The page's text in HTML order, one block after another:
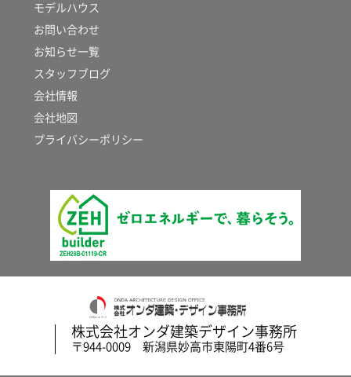
モデルハウス
お問い合わせ
お知らせ一覧
スタッフブログ
会社情報
会社地図
プライバシーポリシー
株式会社オンダ建築デザイン事務所
〒944-0009 新潟県妙高市東陽町4番6号